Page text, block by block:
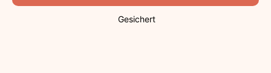
Gesichert